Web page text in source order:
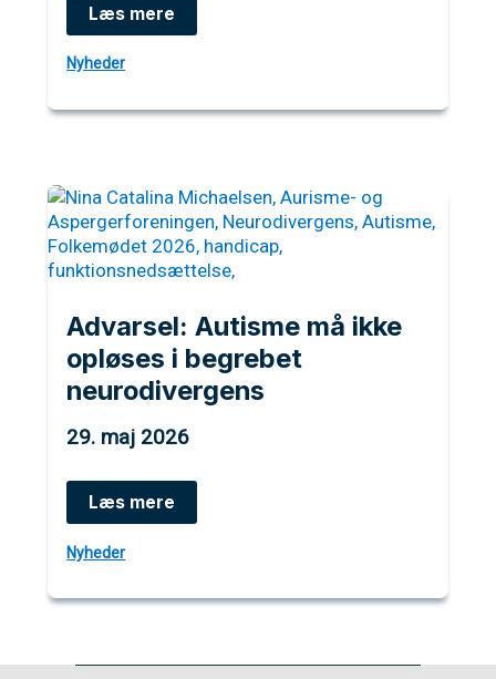
Når
diagnoser
udvandes,
risikerer
mennesker
hjælp,
de
har
brug
Læs mere
Nyheder
Advarsel: Autisme må ikke
opløses i begrebet
neurodivergens
29. maj 2026
Advarsel:
Autisme
må
ikke
i
Læs mere
Nyheder